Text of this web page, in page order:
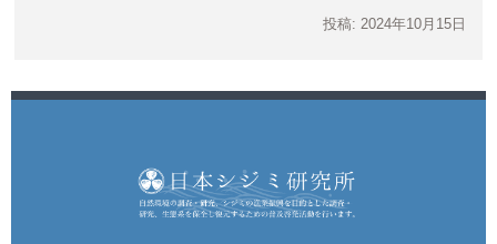
投稿: 2024年10月15日